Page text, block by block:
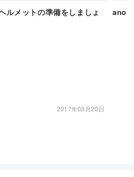
ルメットの準備をしましょ
2017年03月20日
anon